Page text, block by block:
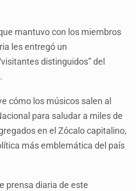
mantuvo con los miembros
les entregó un
distinguidos” del
cómo los músicos salen al
para saludar a miles de
en el Zócalo capitalino,
más emblemática del país
prensa diaria de este